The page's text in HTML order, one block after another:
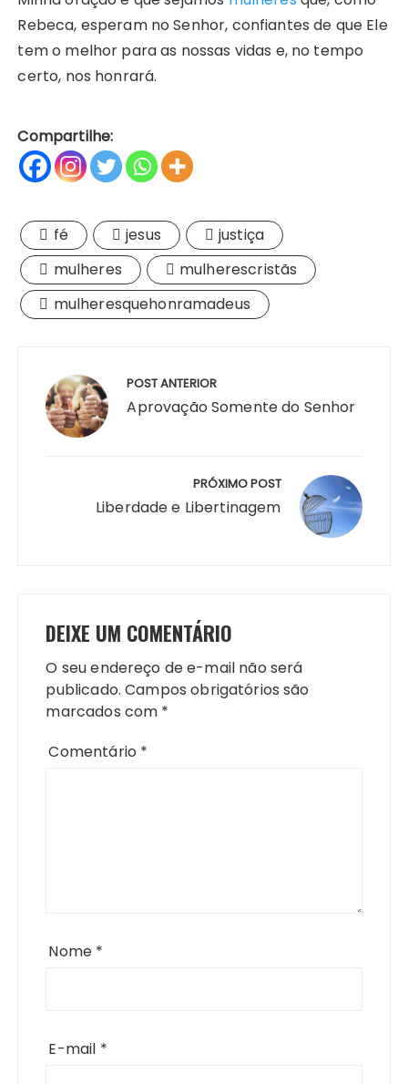
Rebeca, esperam no Senhor, confiantes de que Ele
tem o melhor para as nossas vidas e, no tempo
certo, nos honrará.
Compartilhe:
fé jesus
justiça
mulheres
mulherescristãs
mulheresquehonramadeus
Post
POST ANTERIOR
Aprovação Somente do Senhor
PRÓXIMO POST
Liberdade e Libertinagem
DEIXE UM COMENTÁRIO
O seu endereço de e-mail não será
publicado. Campos obrigatórios são
marcados com *
Comentário *
Nome *
E-mail *